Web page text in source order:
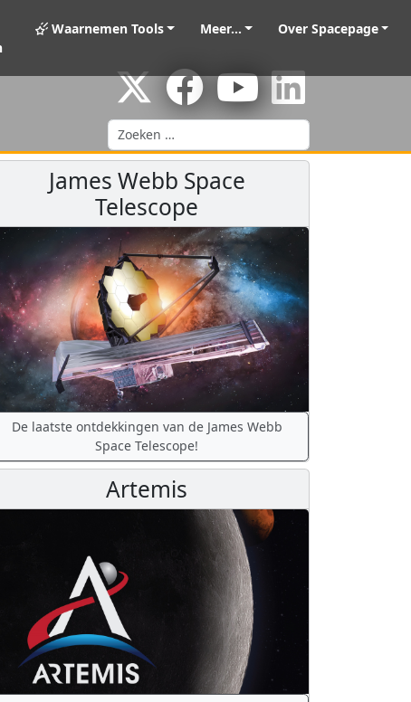
Waarnemen Tools Meer... Over Spacepage
Zoeken
James Webb Space
Telescope
De laatste ontdekkingen van de James Webb
Space Telescope!
Artemis